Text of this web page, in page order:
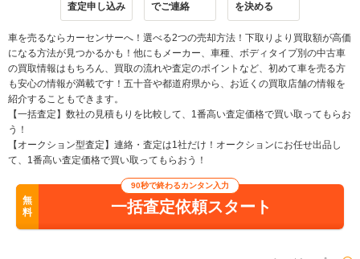
査定申し込み
でご連絡
を決める
車を売るならカーセンサーへ！選べる2つの売却方法！下取りより買取額が高価
になる方法が見つかるかも！他にもメーカー、車種、ボディタイプ別の中古車
の買取情報はもちろん、買取の流れや査定のポイントなど、初めて車を売る方
も安心の情報が満載です！五十音や都道府県から、お近くの買取店舗の情報を
紹介することもできます。
【一括査定】数社の見積もりを比較して、1番高い査定価格で買い取ってもらお
う！
【オークション型査定】連絡・査定は1社だけ！オークションにお任せ出品し
て、1番高い査定価格で買い取ってもらおう！
無
料
90秒で終わるカンタン入力
一括査定依頼スタート